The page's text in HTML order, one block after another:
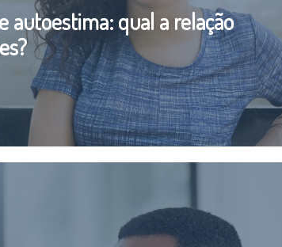
autoestima: qual a relação